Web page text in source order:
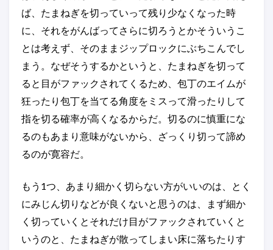
ば、たまねぎを切っていって残り少なくなった時
に、それをがんばってさらに切ろうとかそういうこ
とは考えず、そのままジップロックにぶちこんでし
まう。なぜそうするかというと、たまねぎを切って
ると目がファックされてくるため、包丁のエイムが
狂ったり包丁を当てる角度をミスって滑ったりして
指を切る確率が高くなるからだ。切るのに慎重にな
るのもあまり意味がないから、ざっくり切って諦め
るのが寛容だ。
もう1つ、あまり細かく切らない方がいいのは、とく
にみじん切りなどが良くないと思うのは、まず細か
く切っていくとそれだけ目がファックされていくと
いうのと、たまねぎが散ってしまい床に落ちたりす